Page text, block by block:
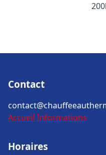
200l
Contact
Accueil Informations
Horaires